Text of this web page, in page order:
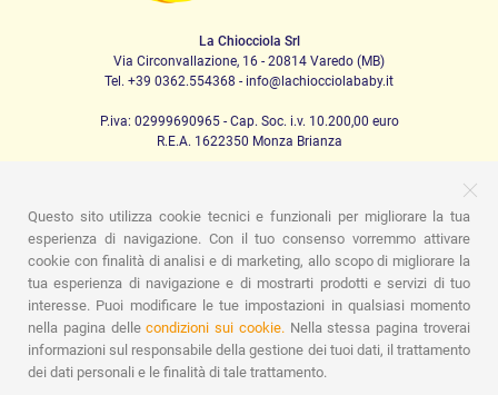
La Chiocciola Srl
Via Circonvallazione, 16 - 20814 Varedo (MB)
Tel. +39 0362.554368 - info@lachiocciolababy.it
P.iva: 02999690965 - Cap. Soc. i.v. 10.200,00 euro
R.E.A. 1622350 Monza Brianza
PRODOTTI
Passeggio
Seggiolini Auto A casa Pappa
Nanna
Igiene
Mamma e bebè Abbigliamento Gioco
Gift card
Kit baby set
Idee regalo Camerette
Promozioni
Promozioni
Marchi
ASSISTENZA
Questo sito utilizza cookie tecnici e funzionali per migliorare la tua
esperienza di navigazione. Con il tuo consenso vorremmo attivare
cookie con finalità di analisi e di marketing, allo scopo di migliorare la
tua esperienza di navigazione e di mostrarti prodotti e servizi di tuo
interesse. Puoi modificare le tue impostazioni in qualsiasi momento
nella pagina dellecondizioni sui cookie.Nella stessa pagina troverai
informazioni sul responsabile della gestione dei tuoi dati, il trattamento
dei dati personali e le finalità di tale trattamento.